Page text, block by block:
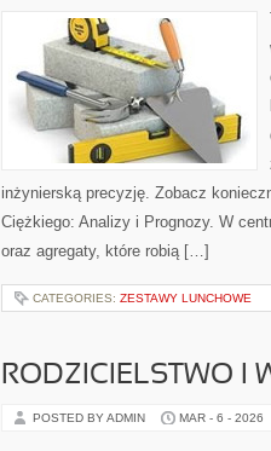
inżynierską precyzję. Zobacz
Ciężkiego: Analizy i Prognozy. W
oraz agregaty, które robią […]
CATEGORIES: ZESTAWY LUNCHOWE
RODZICIELSTWO I
POSTED BY ADMIN MAR - 6 - 2026